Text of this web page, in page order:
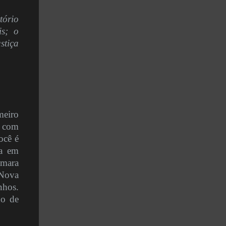
o
com
é
em
de